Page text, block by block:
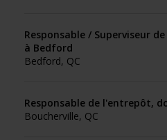
Responsable / Superviseur
à Bedford
Bedford, QC
Responsable de l'entrepôt,
Boucherville, QC